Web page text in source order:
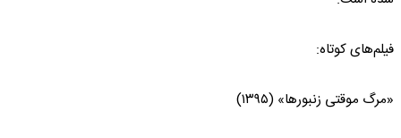
فیلم‌های کوتاه:
«مرگ موقتی زنبورها» (۱۳۹۵)